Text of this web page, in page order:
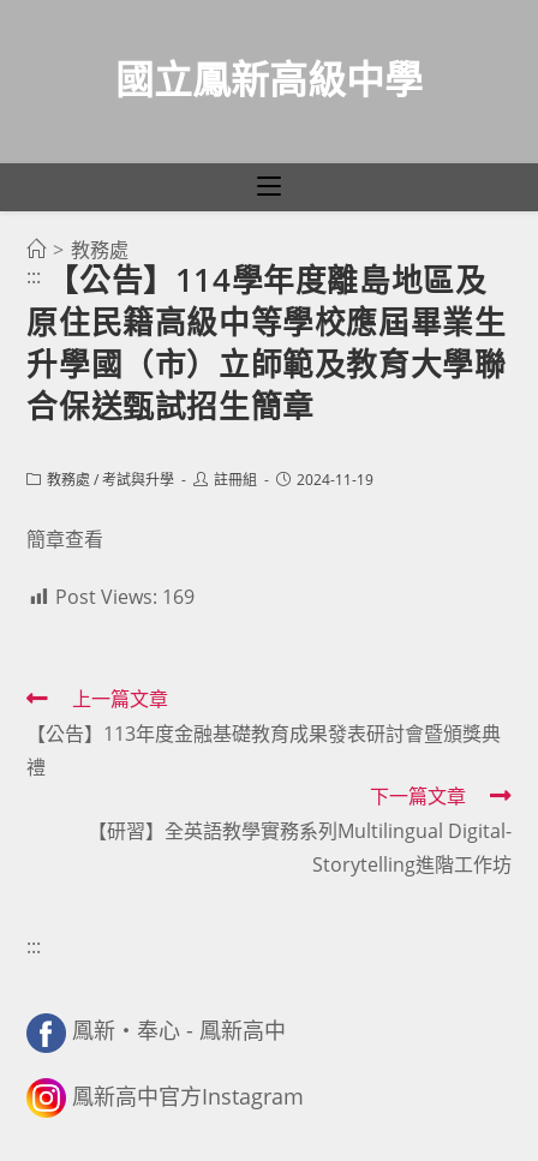
國立鳳新高級中學
> 教務處
:::
【公告】114學年度離島地區及
原住民籍高級中等學校應屆畢業生
升學國（市）立師範及教育大學聯
合保送甄試招生簡章
Post教務處 / 考試與升學
Post註冊組
Post2024-11-19
簡章查看
Post Views: 169
Read
more
articles
上一篇文章
【公告】113年度金融基礎教育成果發表研討會暨頒獎典
禮
下一篇文章
【研習】全英語教學實務系列Multilingual Digital-
Storytelling進階工作坊
:::
鳳新・奉心 - 鳳新高中
鳳新高中官方Instagram